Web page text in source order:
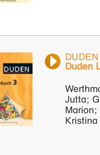
Duden
Jutta;
Marion;
Kristina